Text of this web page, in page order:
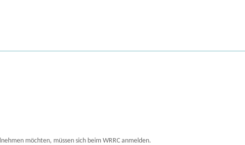
möchten, müssen sich beim WRRC anmelden.